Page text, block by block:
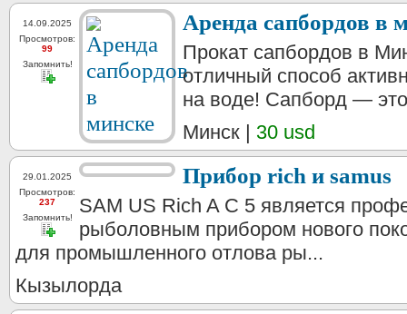
14.09.2025
Просмотров:
99
Запомнить!
Аренда сапбордов в
Прокат сапбордов в
отличный способ
на воде! Сапборд —
Минск | 30 usd
29.01.2025
Просмотров:
237
Запомнить!
Прибор rich и samus
SAM US Rich A C 5 является
рыболовным прибором нового
для промышленного отлова ры...
Кызылорда